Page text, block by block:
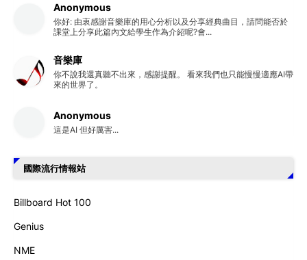
Anonymous
你好: 由衷感謝音樂庫的用心分析以及分享經典曲目，請問能否於
課堂上分享此篇內文給學生作為介紹呢?會...
音樂庫
你不說我還真聽不出來，感謝提醒。 看來我們也只能慢慢適應AI帶
來的世界了。
Anonymous
這是AI 但好厲害...
國際流行情報站
Billboard Hot 100
Genius
NME